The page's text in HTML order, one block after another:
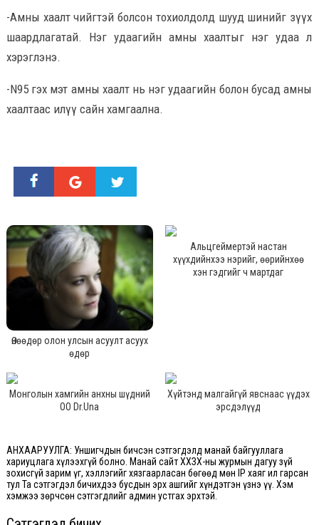
-Амны хаалт чийгтэй болсон тохиолдолд шууд шинийг зүүх
шаардлагатай. Нэг удаагийн амны хаалтыг нэг удаа л
хэрэглэнэ.
-N95 гэх мэт амны хаалт нь нэг удаагийн болон бусад амны
хаалтаас илүү сайн хамгаална.
Өнөөдөр олон улсын асуулт асуух
өдөр
Альцгеймертэй настан
хүүхдийнхээ нэрийг, өөрийнхөө
хэн гэдгийг ч мартдаг
Монголын хамгийн анхны шүдний
ОО Dr.Una
Хүйтэнд малгайгүй явснаас үүдэх
эрсдэлүүд
АНХААРУУЛГА: Уншигчдын бичсэн сэтгэгдэлд манай байгууллага
хариуцлага хүлээхгүй болно. Манай сайт ХХЗХ-ны журмын дагуу зүй
зохисгүй зарим үг, хэллэгийг хязгаарласан бөгөөд мөн IP хаяг ил гарсан
тул Та сэтгэгдэл бичихдээ бусдын эрх ашгийг хүндэтгэн үзнэ үү. Хэм
хэмжээ зөрчсөн сэтгэгдлийг админ устгах эрхтэй.